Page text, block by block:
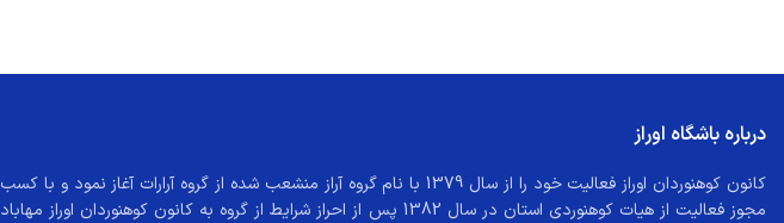
درباره باشگاه اوراز
کانون کوهنوردان اوراز فعالیت خود را از سال 1379 با نام گروه آراز منشعب شده از گروه آرارات آغاز نمود و با کسب
مجوز فعالیت از هیات کوهنوردی استان در سال 1382 پس از احراز شرایط از گروه به کانون کوهنوردان اوراز مهاباد